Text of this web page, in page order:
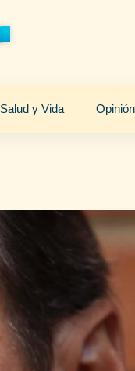
Salud y Vida Opinión